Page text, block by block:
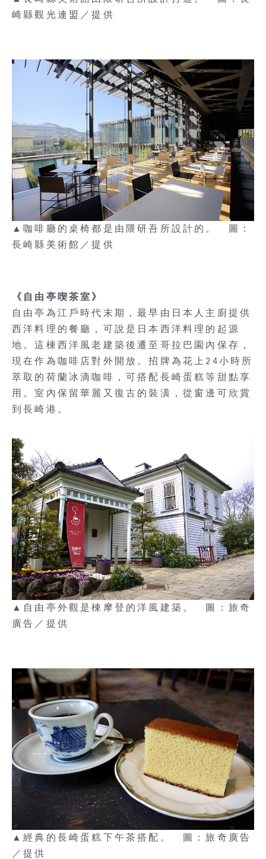
崎縣觀光連盟／提供
▲咖啡廳的桌椅都是由隈研吾所設計的。 圖：
長崎縣美術館／提供
《自由亭喫茶室》
自由亭為江戶時代末期，最早由日本人主廚提供
西洋料理的餐廳，可說是日本西洋料理的起源
地。這棟西洋風老建築後遷至哥拉巴園內保存，
現在作為咖啡店對外開放。招牌為花上24小時所
萃取的荷蘭冰滴咖啡，可搭配長崎蛋糕等甜點享
用。室內保留華麗又復古的裝潢，從窗邊可欣賞
到長崎港。
▲自由亭外觀是棟摩登的洋風建築。 圖：旅奇
廣告／提供
▲經典的長崎蛋糕下午茶搭配。 圖：旅奇廣告
／提供